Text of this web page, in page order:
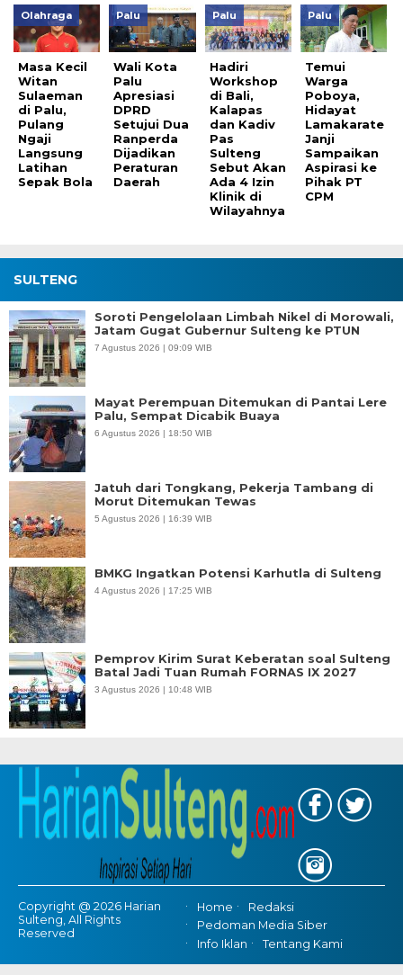
Olahraga
Masa Kecil
Witan
Sulaeman
di Palu,
Pulang
Ngaji
Langsung
Latihan
Sepak Bola
Palu
Wali Kota
Palu
Apresiasi
DPRD
Setujui Dua
Ranperda
Dijadikan
Peraturan
Daerah
Palu
Hadiri
Workshop
di Bali,
Kalapas
dan Kadiv
Pas
Sulteng
Sebut Akan
Ada 4 Izin
Klinik di
Wilayahnya
Palu
Temui
Warga
Poboya,
Hidayat
Lamakarate
Janji
Sampaikan
Aspirasi ke
Pihak PT
CPM
SULTENG
Soroti Pengelolaan Limbah Nikel di Morowali,
Jatam Gugat Gubernur Sulteng ke PTUN
7 Agustus 2026 | 09:09 WIB
Mayat Perempuan Ditemukan di Pantai Lere
Palu, Sempat Dicabik Buaya
6 Agustus 2026 | 18:50 WIB
Jatuh dari Tongkang, Pekerja Tambang di
Morut Ditemukan Tewas
5 Agustus 2026 | 16:39 WIB
BMKG Ingatkan Potensi Karhutla di Sulteng
4 Agustus 2026 | 17:25 WIB
Pemprov Kirim Surat Keberatan soal Sulteng
Batal Jadi Tuan Rumah FORNAS IX 2027
3 Agustus 2026 | 10:48 WIB
Copyright @ 2026 Harian
Sulteng, All Rights
Reserved
Home
Redaksi
Pedoman Media Siber
Info Iklan
Tentang Kami